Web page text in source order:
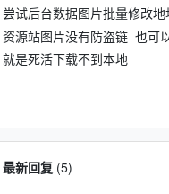
尝试后台数据图片批量修改
资源站图片没有防盗链 也可
就是死活下载不到本地
最新回复(5)